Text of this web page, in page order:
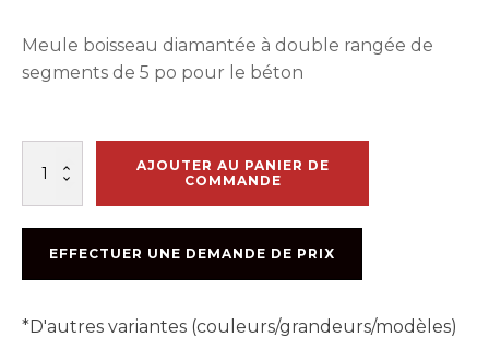
Meule boisseau diamantée à double rangée de
segments de 5 po pour le béton
AJOUTER AU PANIER DE
COMMANDE
EFFECTUER UNE DEMANDE DE PRIX
*D'autres variantes (couleurs/grandeurs/modèles)